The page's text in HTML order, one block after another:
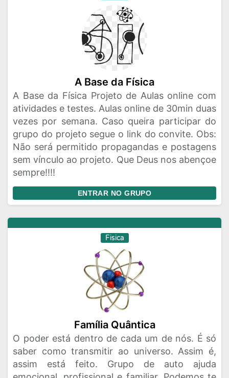
A Base da Física
A Base da Física Projeto de Aulas online com
atividades e testes. Aulas online de 30min duas
vezes por semana. Caso queira participar do
grupo do projeto segue o link do convite. Obs:
Não será permitido propagandas e postagens
sem vínculo ao projeto. Que Deus nos abençoe
sempre!!!!
ENTRAR NO GRUPO
Fisica
Família Quântica
O poder está dentro de cada um de nós. É só
saber como transmitir ao universo. Assim é,
assim está feito. Grupo de auto ajuda